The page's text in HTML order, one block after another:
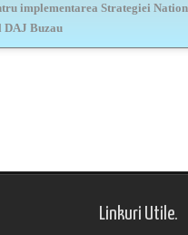
implementarea Strategiei
Buzau
Linkuri Utile.